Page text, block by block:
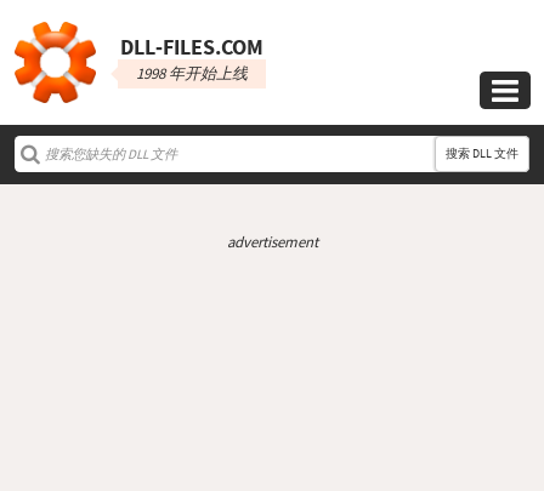
DLL‑FILES.COM
1998 年开始上线

搜索 DLL 文件
advertisement